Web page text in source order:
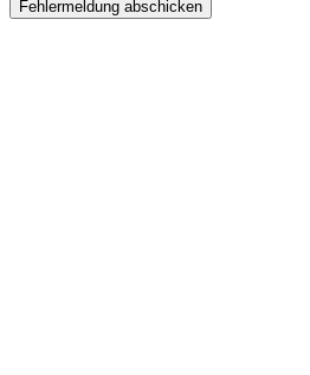
Fehlermeldung abschicken